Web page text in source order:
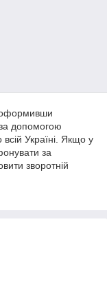
допомогою
Україні. Якщо у
за
зворотній
правильний